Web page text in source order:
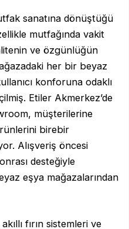
sanatına dönüştüğü
mutfağında vakit
ve özgünlüğün
her bir beyaz
konforuna odaklı
Etiler Akmerkez’de
müşterilerine
birebir
Alışveriş öncesi
desteğiyle
eşya mağazalarından
fırın sistemleri ve